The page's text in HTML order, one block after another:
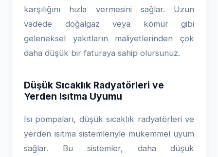
karşılığını hızla vermesini sağlar. Uzun
vadede doğalgaz veya kömür gibi
geleneksel yakıtların maliyetlerinden çok
daha düşük bir faturaya sahip olursunuz.
Düşük Sıcaklık Radyatörleri ve
Yerden Isıtma Uyumu
Isı pompaları, düşük sıcaklık radyatörleri ve
yerden ısıtma sistemleriyle mükemmel uyum
sağlar. Bu sistemler, daha düşük